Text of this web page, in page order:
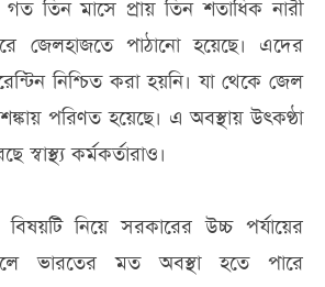
তিন মাসে প্রায় তিন শতাধিক নারী
পাঠানো হয়েছে। এদের
নিশ্চিত করা হয়নি। যা থেকে জেল
পরিণত হয়েছে। এ অবস্থায় উৎকণ্ঠা
স্বাস্থ্য কর্মকর্তারাও।
নিয়ে সরকারের উচ্চ পর্যায়ের
ভারতের মত অবস্থা হতে পারে